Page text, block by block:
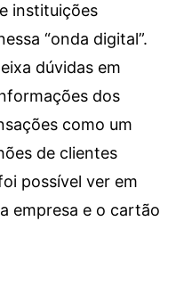
instituições
“onda digital”.
dúvidas em
dos
como um
de clientes
possível ver em
empresa e o cartão